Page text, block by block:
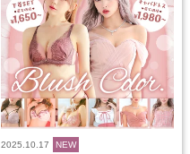
2025.10.17 NEW